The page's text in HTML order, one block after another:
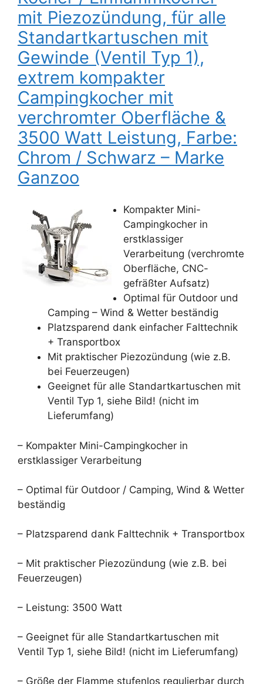
mit Piezozündung, für alle
Standartkartuschen mit
Gewinde (Ventil Typ 1),
extrem kompakter
Campingkocher mit
verchromter Oberfläche &
3500 Watt Leistung, Farbe:
Chrom / Schwarz – Marke
Ganzoo
Kompakter Mini-
Campingkocher in
erstklassiger
Verarbeitung (verchromte
Oberfläche, CNC-
gefräßter Aufsatz)
Optimal für Outdoor und
Camping – Wind & Wetter beständig
Platzsparend dank einfacher Falttechnik
+ Transportbox
Mit praktischer Piezozündung (wie z.B.
bei Feuerzeugen)
Geeignet für alle Standartkartuschen mit
Ventil Typ 1, siehe Bild! (nicht im
Lieferumfang)
– Kompakter Mini-Campingkocher in
erstklassiger Verarbeitung
– Optimal für Outdoor / Camping, Wind & Wetter
beständig
– Platzsparend dank Falttechnik + Transportbox
– Mit praktischer Piezozündung (wie z.B. bei
Feuerzeugen)
– Leistung: 3500 Watt
– Geeignet für alle Standartkartuschen mit
Ventil Typ 1, siehe Bild! (nicht im Lieferumfang)
– Größe der Flamme stufenlos regulierbar durch